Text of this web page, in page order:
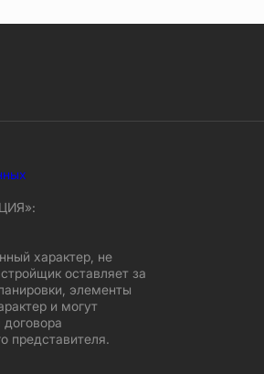
характер, не
оставляет за
элементы
и могут
представителя.